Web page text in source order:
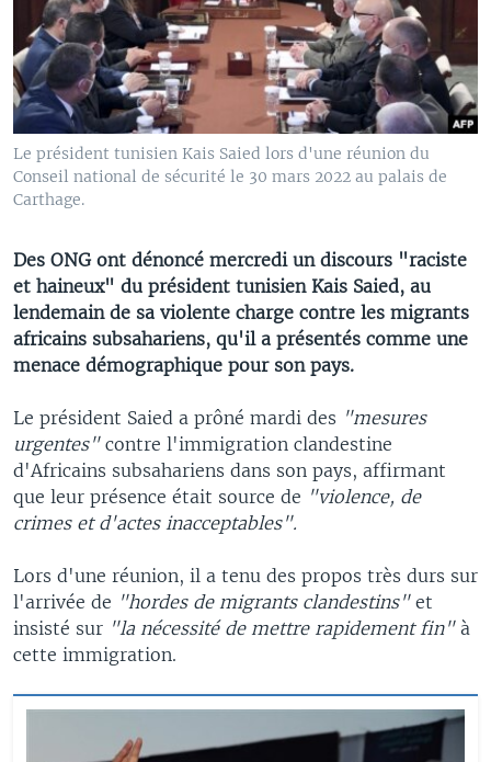
Le président tunisien Kais Saied lors d'une réunion du
Conseil national de sécurité le 30 mars 2022 au palais de
Carthage.
Des ONG ont dénoncé mercredi un discours "raciste
et haineux" du président tunisien Kais Saied, au
lendemain de sa violente charge contre les migrants
africains subsahariens, qu'il a présentés comme une
menace démographique pour son pays.
Le président Saied a prôné mardi des "mesures
urgentes" contre l'immigration clandestine
d'Africains subsahariens dans son pays, affirmant
que leur présence était source de "violence, de
crimes et d'actes inacceptables".
Lors d'une réunion, il a tenu des propos très durs sur
l'arrivée de "hordes de migrants clandestins" et
insisté sur "la nécessité de mettre rapidement fin"à
cette immigration.